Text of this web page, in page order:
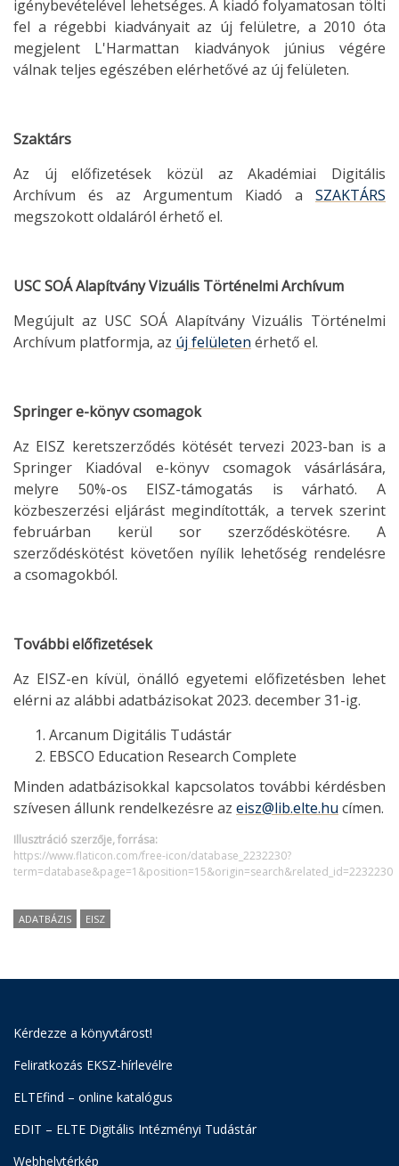
igénybevételével lehetséges. A kiadó folyamatosan tölti
fel a régebbi kiadványait az új felületre, a 2010 óta
megjelent L'Harmattan kiadványok június végére
válnak teljes egészében elérhetővé az új felületen.
Szaktárs
Az új előfizetések közül az Akadémiai Digitális
Archívum és az Argumentum Kiadó a SZAKTÁRS
megszokott oldaláról érhető el.
USC SOÁ Alapítvány Vizuális Történelmi Archívum
Megújult az USC SOÁ Alapítvány Vizuális Történelmi
Archívum platformja, az új felületen érhető el.
Springer e-könyv csomagok
Az EISZ keretszerződés kötését tervezi 2023-ban is a
Springer Kiadóval e-könyv csomagok vásárlására,
melyre 50%-os EISZ-támogatás is várható. A
közbeszerzési eljárást megindították, a tervek szerint
februárban kerül sor szerződéskötésre. A
szerződéskötést követően nyílik lehetőség rendelésre
a csomagokból.
További előfizetések
Az EISZ-en kívül, önálló egyetemi előfizetésben lehet
elérni az alábbi adatbázisokat 2023. december 31-ig.
Arcanum Digitális Tudástár
EBSCO Education Research Complete
Minden adatbázisokkal kapcsolatos további kérdésben
szívesen állunk rendelkezésre az eisz@lib.elte.hu címen.
Illusztráció szerzője, forrása:
https://www.flaticon.com/free-icon/database_2232230?
term=database&page=1&position=15&origin=search&related_id=2232230
ADATBÁZIS EISZ
Kérdezze a könyvtárost!
Feliratkozás EKSZ-hírlevélre
ELTEfind – online katalógus
EDIT – ELTE Digitális Intézményi Tudástár
Webhelytérkép